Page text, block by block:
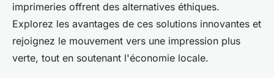
imprimeries offrent des alternatives éthiques.
Explorez les avantages de ces solutions innovantes et
rejoignez le mouvement vers une impression plus
verte, tout en soutenant l'économie locale.